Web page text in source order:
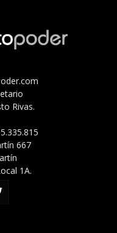
Rivas.
667
1A.